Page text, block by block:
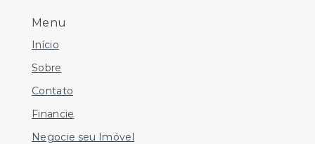
Menu
Início
Sobre
Contato
Financie
Negocie seu Imóvel